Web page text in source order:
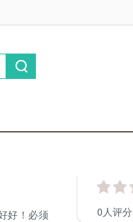
0人评分
好！必须